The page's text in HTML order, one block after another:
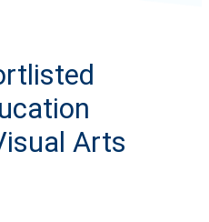
Arts